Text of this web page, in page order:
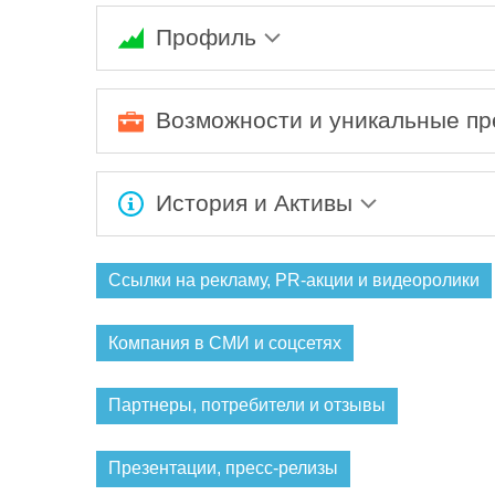
Профиль
Joseph, товары для дома Umbra,
Возможности и уникальные
покупателей во всем мире, среди которых
магазине GearPro.ru Вы гарантированно
История и Активы
Ссылки на рекламу, PR-акции и видеоролики
Компания в СМИ и соцсетях
Партнеры, потребители и отзывы
Презентации, пресс-релизы